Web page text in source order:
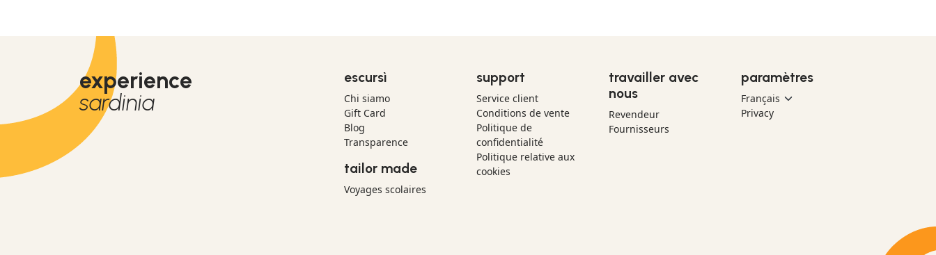
experience
sardinia
escursì
Chi siamo
Gift Card
Blog
Transparence
tailor made
Voyages scolaires
support
Service client
Conditions de vente
Politique de
confidentialité
Politique relative aux
cookies
travailler avec
nous
Revendeur
Fournisseurs
paramètres
Privacy